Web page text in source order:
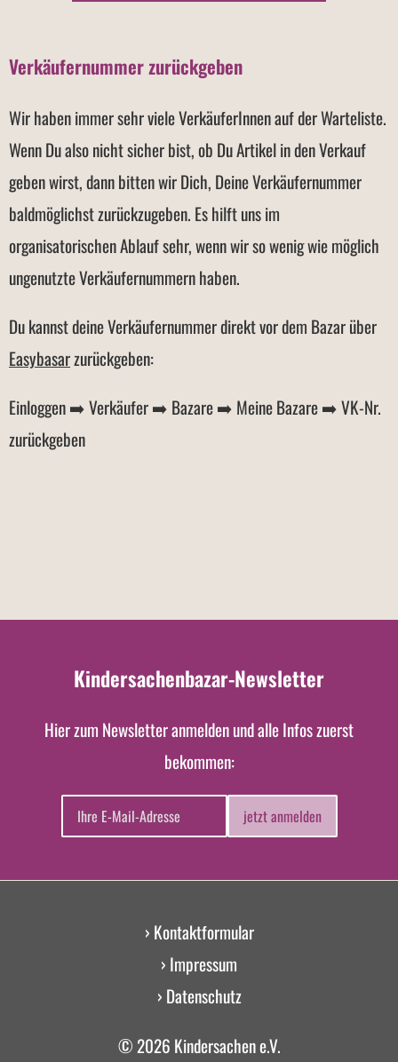
Verkäufernummer zurückgeben
Wir haben immer sehr viele VerkäuferInnen auf der Warteliste.
Wenn Du also nicht sicher bist, ob Du Artikel in den Verkauf
geben wirst, dann bitten wir Dich, Deine Verkäufernummer
baldmöglichst zurückzugeben. Es hilft uns im
organisatorischen Ablauf sehr, wenn wir so wenig wie möglich
ungenutzte Verkäufernummern haben.
Du kannst deine Verkäufernummer direkt vor dem Bazar über
Easybasarzurückgeben:
Einloggen ➡️ Verkäufer ➡️ Bazare ➡️ Meine Bazare ➡️ VK-Nr.
zurückgeben
Kindersachenbazar-Newsletter
Hier zum Newsletter anmelden und alle Infos zuerst
bekommen:
jetzt anmelden
› Kontaktformular
› Impressum
› Datenschutz
© 2026 Kindersachen e.V.